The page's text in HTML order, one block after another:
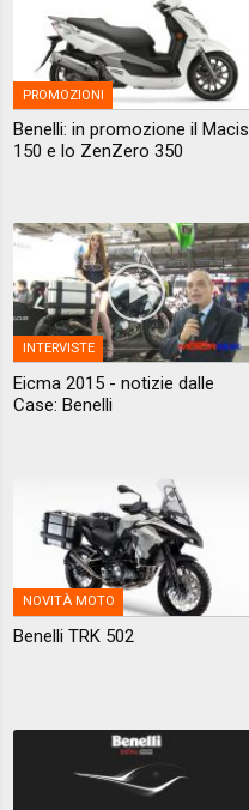
PROMOZIONI
Benelli: in promozione il Macis
150 e lo ZenZero 350
INTERVISTE
Eicma 2015 - notizie dalle
Case: Benelli
NOVITÀ MOTO
Benelli TRK 502